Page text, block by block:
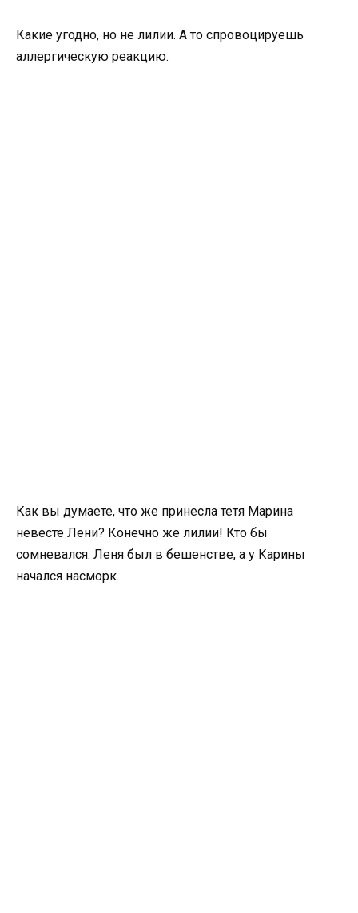
Какие угодно, но не лилии. А то спровоцируешь
аллергическую реакцию.
Как вы думаете, что же принесла тетя Марина
невесте Лени? Конечно же лилии! Кто бы
сомневался. Леня был в бешенстве, а у Карины
начался насморк.